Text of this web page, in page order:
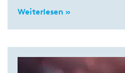
Weiterlesen »